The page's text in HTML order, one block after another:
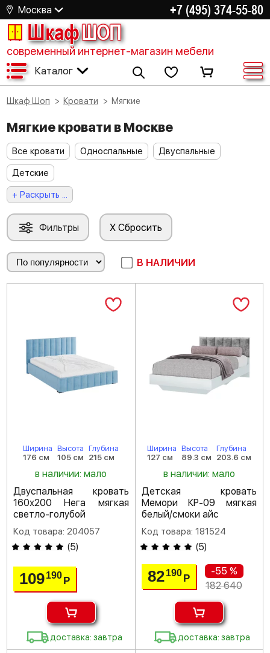
Москва +7 (495) 374-55-80
ШкафШОП
современный интернет-магазин мебели
Каталог
Шкаф Шоп Кровати Мягкие
Мягкие кровати в Москве
Все кровати Односпальные
Двуспальные
Детские
+ Раскрыть ...
Фильтры X Сбросить
В НАЛИЧИИ
Ширина
176 см
Высота
105 см
Глубина
215 см
в наличии: мало
Двуспальная кровать
160х200 Нега мягкая
светло-голубой
Код товара: 204057
(5)
109190Р
доставка: завтра
Ширина
127 см
Высота
89.3 см
Глубина
203.6 см
в наличии: мало
Детская кровать
Мемори КР-09 мягкая
белый/смоки айс
Код товара: 181524
(5)
82 190 Р
-55 %
182 640
доставка: завтра